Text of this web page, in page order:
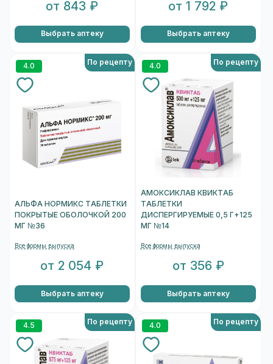
от 843 ₽
Выбрать аптеку
от 1 792 ₽
Выбрать аптеку
4.0 По рецепту
АЛЬФА НОРМИКС ТАБЛЕТКИ
ПОКРЫТЫЕ ОБОЛОЧКОЙ 200
МГ №36
Все формы выпуска
от 2 054 ₽
Выбрать аптеку
4.0 По рецепту
АМОКСИКЛАВ КВИКТАБ
ТАБЛЕТКИ
ДИСПЕРГИРУЕМЫЕ 0,5 Г+125
МГ №14
Все формы выпуска
от 356 ₽
Выбрать аптеку
4.5 По рецепту 4.0 По рецепту